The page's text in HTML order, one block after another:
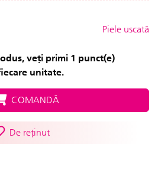
Piele uscată
veți primi 1 punct(e)
unitate.
COMANDĂ
De reținut